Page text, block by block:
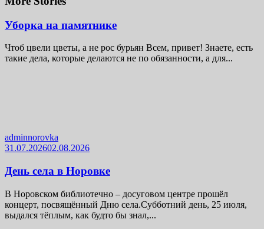
Уборка на памятнике
Чтоб цвели цветы, а не рос бурьян Всем, привет! Знаете, есть
такие дела, которые делаются не по обязанности, а для...
adminnorovka
31.07.202602.08.2026
День села в Норовке
В Норовском библиотечно – досуговом центре прошёл
концерт, посвящённый Дню села.Субботний день, 25 июля,
выдался тёплым, как будто бы знал,...